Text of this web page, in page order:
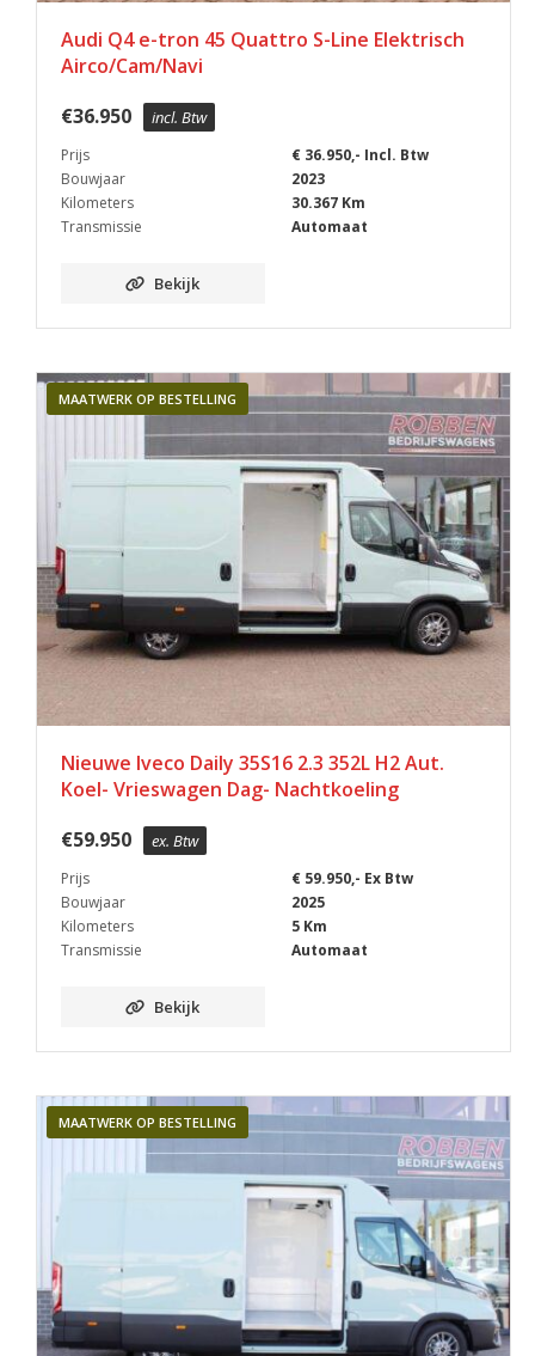
Audi Q4 e-tron 45 Quattro S-Line Elektrisch
Airco/Cam/Navi
€36.950 incl. Btw
Prijs
€ 36.950,- Incl. Btw
Bouwjaar
2023
Kilometers
30.367 Km
Transmissie
Automaat
Bekijk
MAATWERK OP BESTELLING
Nieuwe Iveco Daily 35S16 2.3 352L H2 Aut.
Koel- Vrieswagen Dag- Nachtkoeling
€59.950 ex. Btw
Prijs
€ 59.950,- Ex Btw
Bouwjaar
2025
Kilometers
5 Km
Transmissie
Automaat
Bekijk
MAATWERK OP BESTELLING